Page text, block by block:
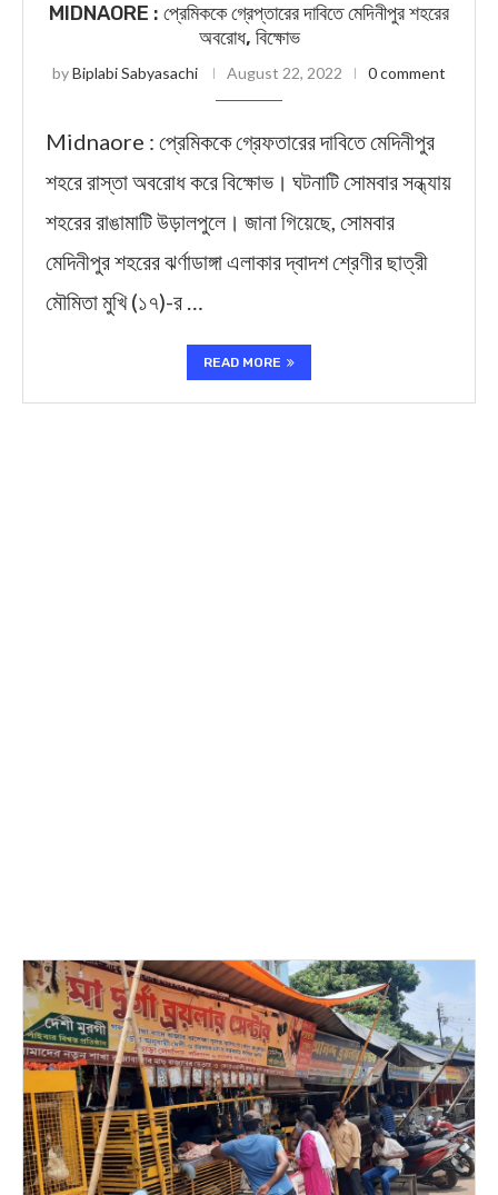
MIDNAORE : প্রেমিককে গ্রেপ্তারের দাবিতে মেদিনীপুর শহরের
অবরোধ, বিক্ষোভ
byBiplabi Sabyasachi August 22, 2022 0 comment
Midnaore : প্রেমিককে গ্রেফতারের দাবিতে মেদিনীপুর
শহরে রাস্তা অবরোধ করে বিক্ষোভ। ঘটনাটি সোমবার সন্ধ্যায়
শহরের রাঙামাটি উড়ালপুলে। জানা গিয়েছে, সোমবার
মেদিনীপুর শহরের ঝর্ণাডাঙ্গা এলাকার দ্বাদশ শ্রেণীর ছাত্রী
মৌমিতা মুখি (১৭)-র …
READ MORE